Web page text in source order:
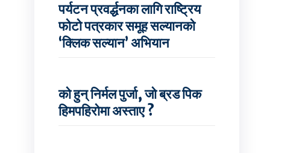
पर्यटन प्रवर्द्धनका लागि राष्ट्रिय
फोटो पत्रकार समूह सल्यानको
‘क्लिक सल्यान’ अभियान
को हुन् निर्मल पुर्जा, जो ब्रड पिक
हिमपहिरोमा अस्ताए ?